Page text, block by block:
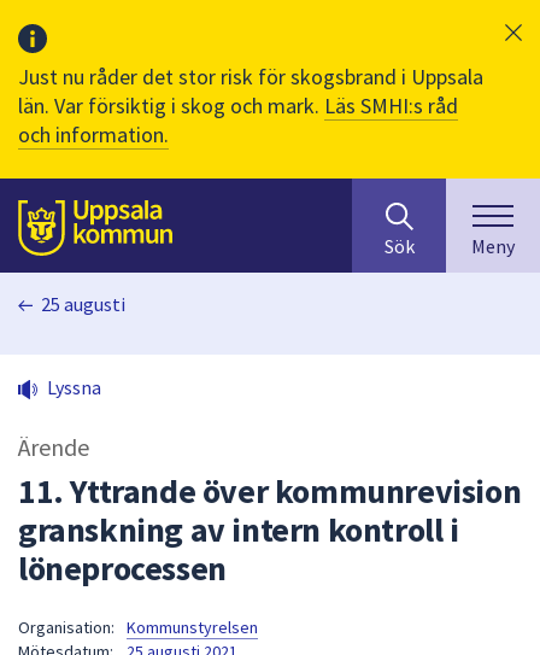
Just nu råder det stor risk för skogsbrand i Uppsala
län. Var försiktig i skog och mark. Läs SMHI:s råd
och information.
Till sidans
huvudinnehåll
efter
innehåll
på
sökfältet
kommer
sökförslag
Sök Meny
25 augusti
Lyssna
Ärende
11. Yttrande över kommunrevision
granskning av intern kontroll i
löneprocessen
Organisation:
Kommunstyrelsen